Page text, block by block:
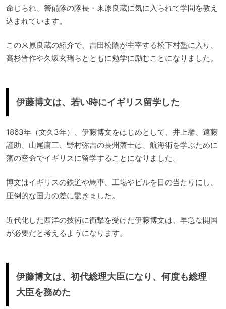
命じられ、警備隊の隊長・来原良蔵に気に入られて学問を教え
込まれています。
この来原良蔵の紹介で、吉田松陰が主宰する松下村塾に入り、
高杉晋作や久坂玄瑞らとともに勉学に励むことになりました。
伊藤博文は、若い時にイギリス留学した
1863年（文久3年）、伊藤博文をはじめとして、井上馨、遠藤
謹助、山尾庸三、野村弥吉の長州藩士は、航海術を学ぶために
藩の密命でイギリスに留学することになりました。
博文はイギリスの鉄道や馬車、工場やビルを目の当たりにし、
圧倒的な国力の差に驚きました。
近代化した西洋の技術に衝撃を受けた伊藤博文は、早急な開国
が必要だと考えるようになります。
伊藤博文は、初代総理大臣になり、何度も総理
大臣を務めた